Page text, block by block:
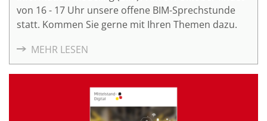
von 16 - 17 Uhr unsere offene BIM-Sprechstunde
statt. Kommen Sie gerne mit Ihren Themen dazu.
MEHR LESEN